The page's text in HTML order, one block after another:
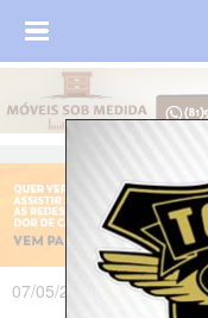
07/05/2024 às 07h02m -